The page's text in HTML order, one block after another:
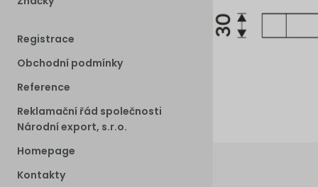
Registrace
Obchodní podmínky
Reference
Reklamační řád společnosti
Národní export, s.r.o.
Homepage
Kontakty